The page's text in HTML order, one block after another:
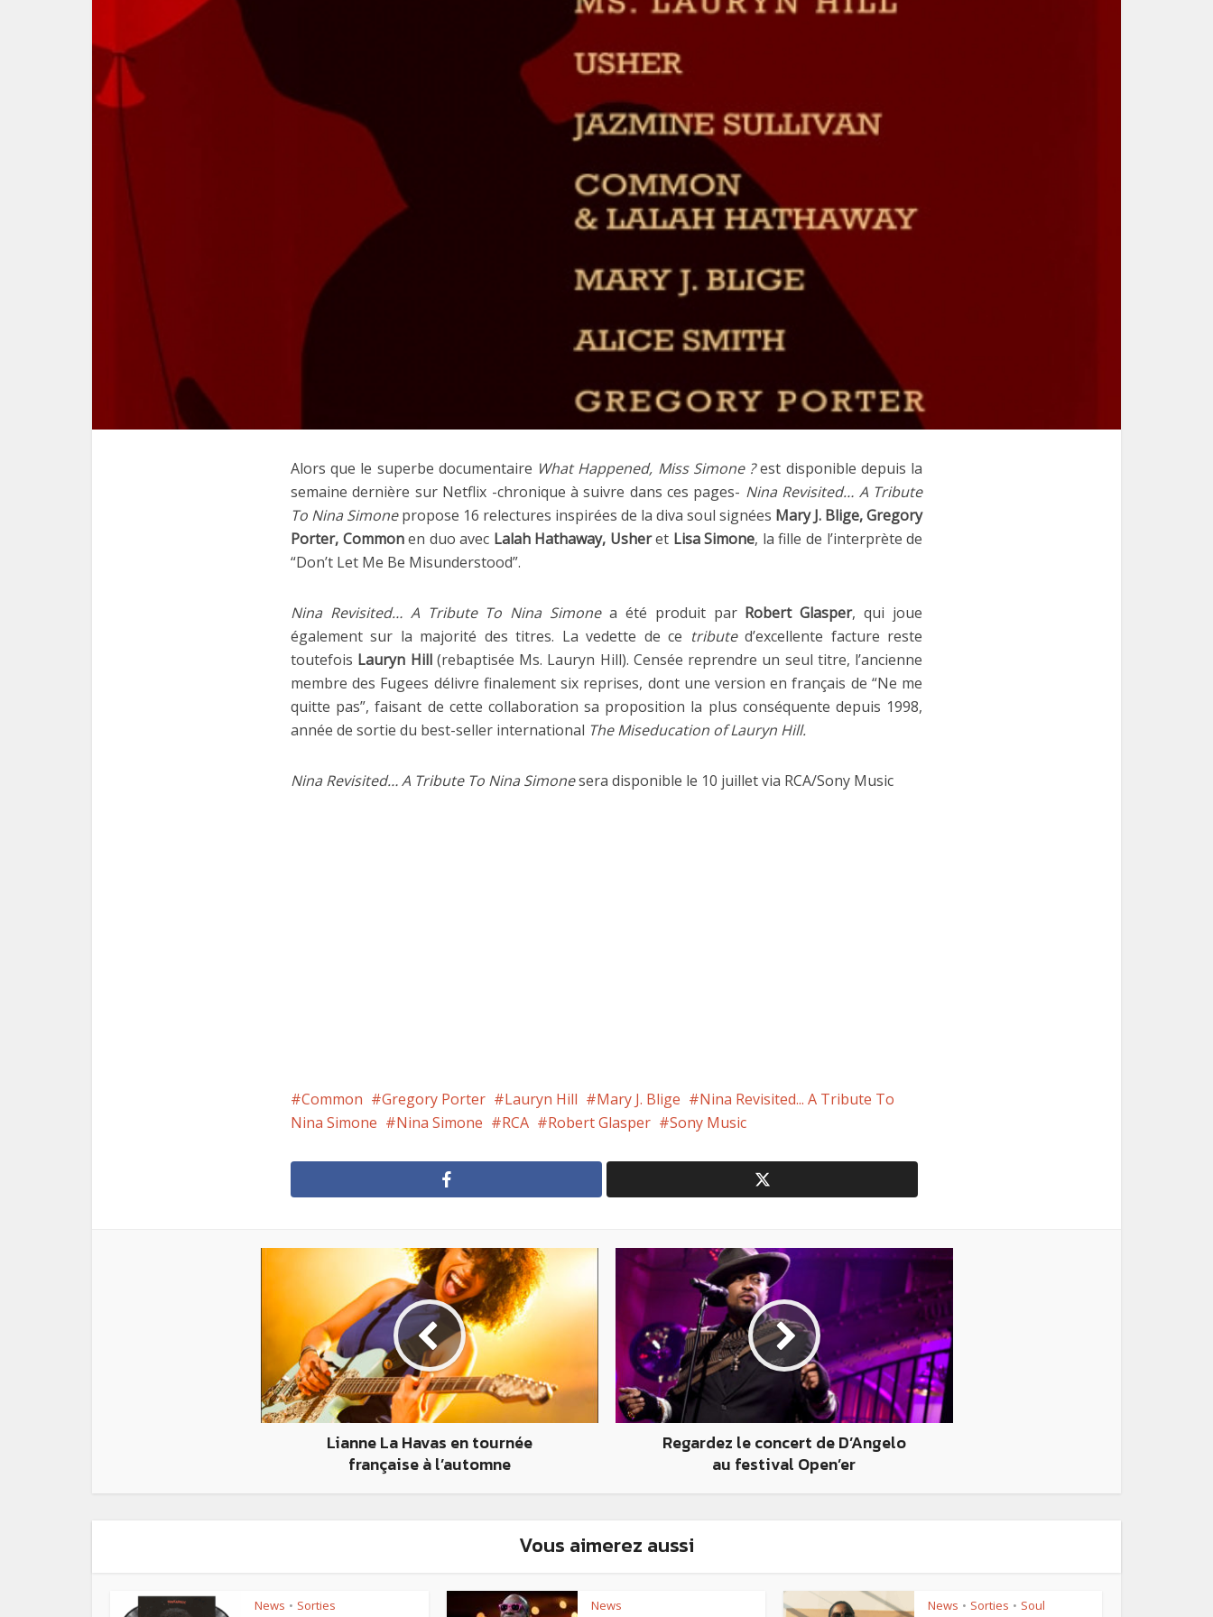
Alors que le superbe documentaire What Happened, Miss Simone ?est disponible depuis la
semaine dernière sur Netflix -chronique à suivre dans ces pages- Nina Revisited… A Tribute
To Nina Simonepropose 16 relectures inspirées de la diva soul signées Mary J. Blige, Gregory
Porter, Commonen duo avec Lalah Hathaway, Usheret Lisa Simone, la fille de l’interprète de
“Don’t Let Me Be Misunderstood”.
Nina Revisited… A Tribute To Nina Simonea été produit par Robert Glasper, qui joue
également sur la majorité des titres. La vedette de ce tributed’excellente facture reste
toutefois Lauryn Hill (rebaptisée Ms. Lauryn Hill). Censée reprendre un seul titre, l’ancienne
membre des Fugees délivre finalement six reprises, dont une version en français de “Ne me
quitte pas”, faisant de cette collaboration sa proposition la plus conséquente depuis 1998,
année de sortie du best-seller international The Miseducation of Lauryn Hill.
Nina Revisited… A Tribute To Nina Simonesera disponible le 10 juillet via RCA/Sony Music
Common Gregory Porter Lauryn Hill Mary J. Blige
Nina Revisited... A Tribute To
Nina Simone
Nina Simone RCA Robert Glasper Sony Music
Lianne La Havas en tournée
française à l’automne
Regardez le concert de D’Angelo
au festival Open’er
Vous aimerez aussi
News • Sorties News News • Sorties • Soul